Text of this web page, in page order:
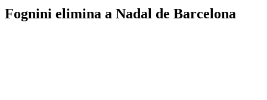
Fognini elimina a Nadal de Barcelona